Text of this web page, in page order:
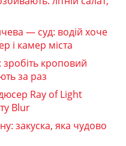
— суд: водій хоче
і камер міста
зробіть кроповий
за раз
Ray of Light
Blur
закуска, яка чудово